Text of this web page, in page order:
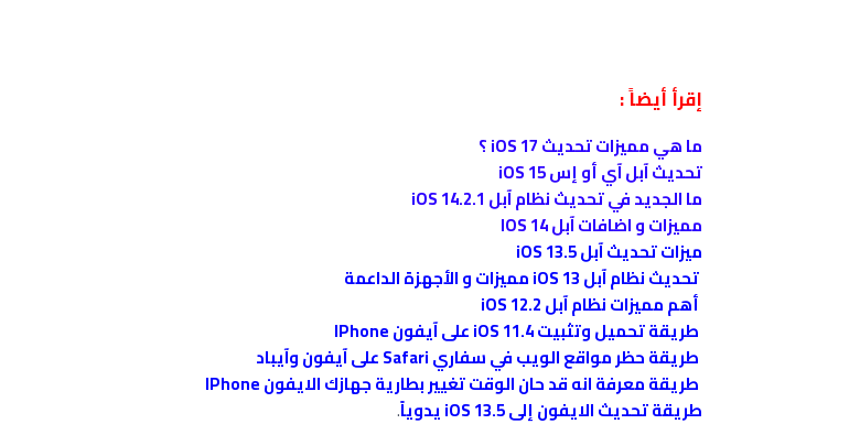
إقرأ أيضاً :
ما هي مميزات تحديث iOS 17 ؟
تحديث آبل آي أو إس iOS 15
ما الجديد في تحديث نظام آبل 14.2.1 iOS
مميزات و اضافات آبل IOS 14
ميزات تحديث آبل iOS 13.5
تحديث نظام آبل iOS 13 مميزات و الأجهزة الداعمة
أهم مميزات نظام آبل iOS 12.2
طريقة تحميل وتثبيت iOS 11.4 على آيفون IPhone
طريقة حظر مواقع الويب في سفاري Safari على آيفون وآيباد
طريقة معرفة انه قد حان الوقت تغيير بطارية جهازك الايفون IPhone
طريقة تحديث الايفون إلى iOS 13.5 يدوياً
.